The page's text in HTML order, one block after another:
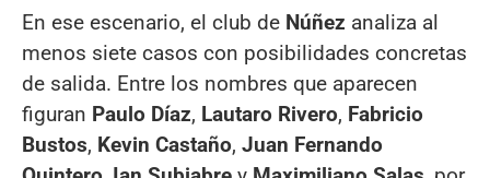
En ese escenario, el club de Núñez analiza al
menos siete casos con posibilidades concretas
de salida. Entre los nombres que aparecen
figuran Paulo Díaz, Lautaro Rivero, Fabricio
Bustos, Kevin Castaño, Juan Fernando